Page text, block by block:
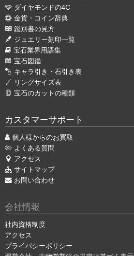
ダイヤモンドの4C
金貨・コイン辞典
鑑別書の見方
ジュエリー刻印一覧
宝石業界用語集
宝石図鑑
キャラ引き・石引き表
リングサイズ表
宝石のカットの種類
カスタマーサポート
個人様からのお買取
よくある質問
アクセス
サイトマップ
お問い合わせ
会社情報
社内資格制度
アクセス
プライバシーポリシー